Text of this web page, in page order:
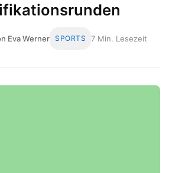
Eva Werner SPORTS 7 Min. Lesezeit